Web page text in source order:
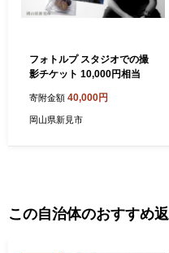
フォトルプ スタジオでの撮
影チケット 10,000円相当
寄附金額 40,000円
岡山県新見市
この自治体のおすすめ